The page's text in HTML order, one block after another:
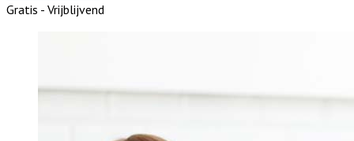
Gratis - Vrijblijvend